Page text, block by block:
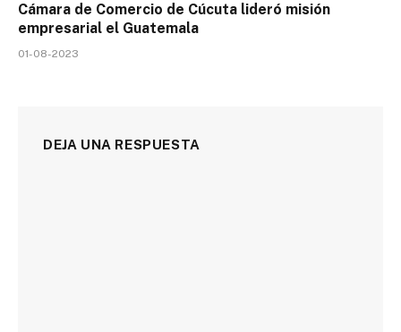
Cámara de Comercio de Cúcuta lideró misión
empresarial el Guatemala
01-08-2023
DEJA UNA RESPUESTA